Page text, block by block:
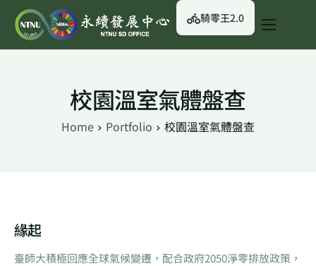
關於我們
永續資訊
騎零王2.0
校園溫室氣體盤查
Home Portfolio 校園溫室氣體盤查
緣起
臺師大積極回應全球氣候變遷，配合政府2050淨零排放政策，